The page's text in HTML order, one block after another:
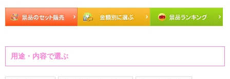
用途・内容で選ぶ